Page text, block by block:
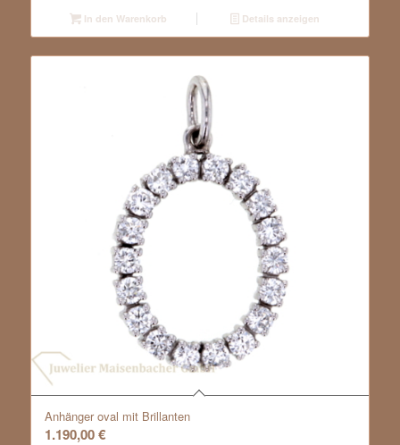
In den Warenkorb Details anzeigen
Anhänger oval mit Brillanten
1.190,00€